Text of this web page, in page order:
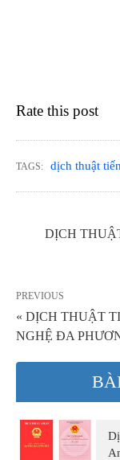
Rate this post
TAGS: dịch thuật
DỊCH
PREVIOUS
« DỊCH THUẬT
NGHỆ ĐA